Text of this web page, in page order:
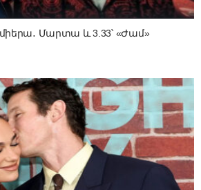
Մարտա և 3.33՝ «Ժամ»